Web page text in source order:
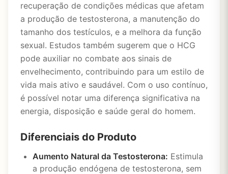
recuperação de condições médicas que afetam
a produção de testosterona, a manutenção do
tamanho dos testículos, e a melhora da função
sexual. Estudos também sugerem que o HCG
pode auxiliar no combate aos sinais de
envelhecimento, contribuindo para um estilo de
vida mais ativo e saudável. Com o uso contínuo,
é possível notar uma diferença significativa na
energia, disposição e saúde geral do homem.
Diferenciais do Produto
Aumento Natural da Testosterona: Estimula
a produção endógena de testosterona, sem